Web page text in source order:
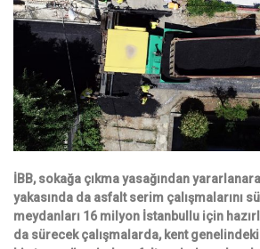
İBB, sokağa çıkma yasağından
yakasında da asfalt serim çalışmalarını
meydanları 16 milyon İstanbullu için
da sürecek çalışmalarda, kent